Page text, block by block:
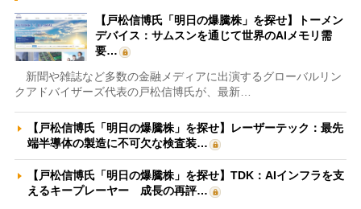
【戸松信博氏「明日の爆騰株」を探せ】トーメン
デバイス：サムスンを通じて世界のAIメモリ需
要…
新聞や雑誌など多数の金融メディアに出演するグローバルリン
クアドバイザーズ代表の戸松信博氏が、最新…
【戸松信博氏「明日の爆騰株」を探せ】レーザーテック：最先
端半導体の製造に不可欠な検査装…
【戸松信博氏「明日の爆騰株」を探せ】TDK：AIインフラを支
えるキープレーヤー 成長の再評…